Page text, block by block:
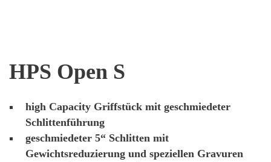
HPS Open S
high Capacity Griffstück mit geschmiedeter
Schlittenführung
geschmiedeter 5“ Schlitten mit
Gewichtsreduzierung und speziellen Gravuren